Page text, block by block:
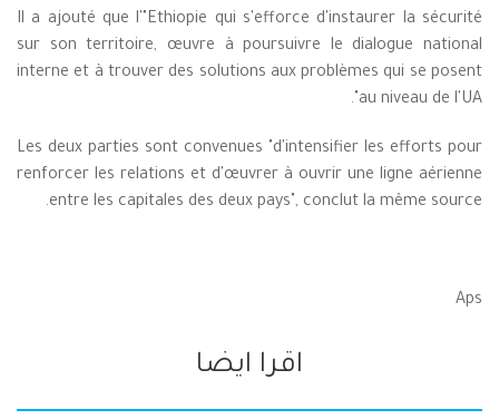
Il a ajouté que l'"Ethiopie qui s'efforce d'instaurer la sécurité
sur son territoire, œuvre à poursuivre le dialogue national
interne et à trouver des solutions aux problèmes qui se posent
au niveau de l'UA".
Les deux parties sont convenues "d'intensifier les efforts pour
renforcer les relations et d'œuvrer à ouvrir une ligne aérienne
entre les capitales des deux pays", conclut la même source.
Aps
اقرا ايضا